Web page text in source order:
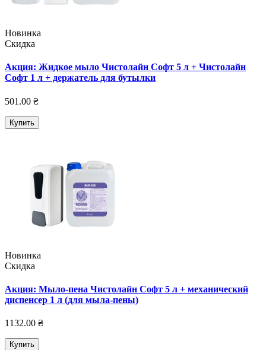
Новинка
Скидка
Акция: Жидкое мыло Чистолайн Софт 5 л + Чистолайн
Софт 1 л + держатель для бутылки
501.00 ₴
Купить
Новинка
Скидка
Акция: Мыло-пена Чистолайн Софт 5 л + механический
диспенсер 1 л (для мыла-пены)
1132.00 ₴
Купить